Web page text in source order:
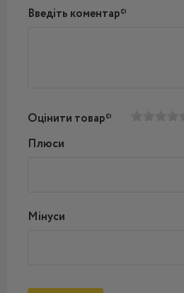
Введіть коментар*
Оцінити товар*
Плюси
Мінуси